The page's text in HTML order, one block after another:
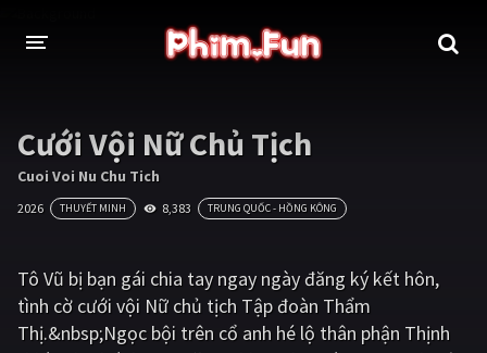
THỂ LOẠI
Thần thoại - Cổ trang
Tâm lý Chiến tranh
Kinh dị Tội phạm - Hình sự
Phiêu lưu Hài hước
Cưới Vội Nữ Chủ Tịch
Cuoi Voi Nu Chu Tich
2026 THUYẾT MINH 8,383 TRUNG QUỐC - HỒNG KÔNG
Tô Vũ bị bạn gái chia tay ngay ngày đăng ký kết hôn,
tình cờ cưới vội Nữ chủ tịch Tập đoàn Thẩm
Thị.&nbsp;Ngọc bội trên cổ anh hé lộ thân phận Thịnh